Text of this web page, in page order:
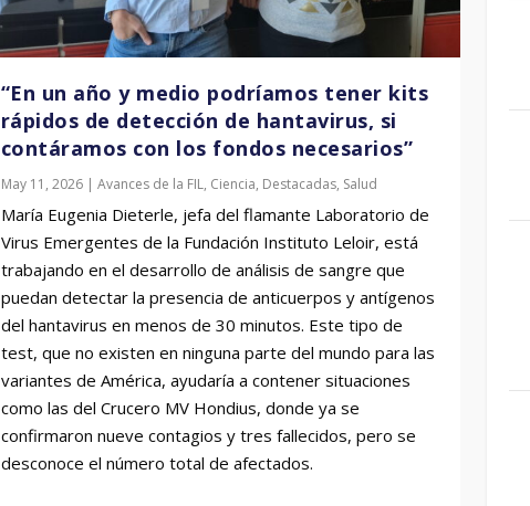
“En un año y medio podríamos tener kits
rápidos de detección de hantavirus, si
contáramos con los fondos necesarios”
May 11, 2026| Avances de la FIL, Ciencia, Destacadas, Salud
María Eugenia Dieterle, jefa del flamante Laboratorio de
Virus Emergentes de la Fundación Instituto Leloir, está
trabajando en el desarrollo de análisis de sangre que
puedan detectar la presencia de anticuerpos y antígenos
del hantavirus en menos de 30 minutos. Este tipo de
test, que no existen en ninguna parte del mundo para las
variantes de América, ayudaría a contener situaciones
como las del Crucero MV Hondius, donde ya se
confirmaron nueve contagios y tres fallecidos, pero se
desconoce el número total de afectados.